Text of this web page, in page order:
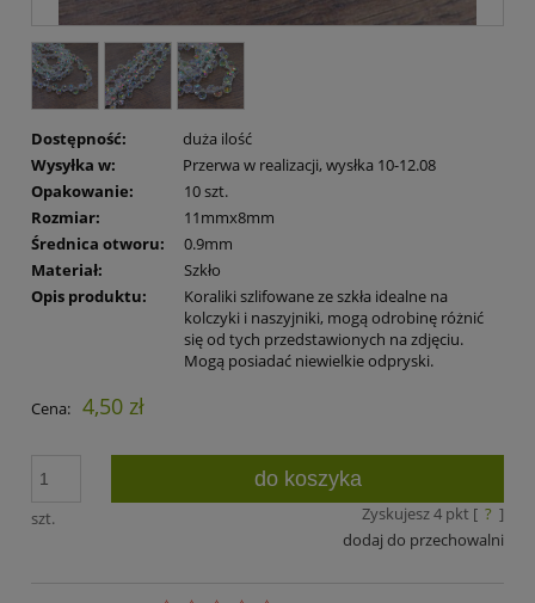
Dostępność:
duża ilość
Wysyłka w:
Przerwa w realizacji, wysłka 10-12.08
Opakowanie:
10 szt.
Rozmiar:
11mmx8mm
Średnica otworu:
0.9mm
Materiał:
Szkło
Opis produktu:
Koraliki szlifowane ze szkła idealne na
kolczyki i naszyjniki, mogą odrobinę różnić
się od tych przedstawionych na zdjęciu.
Mogą posiadać niewielkie odpryski.
Cena: 4,50 zł
szt.
do koszyka
Zyskujesz4pkt [ ? ]
dodaj do przechowalni